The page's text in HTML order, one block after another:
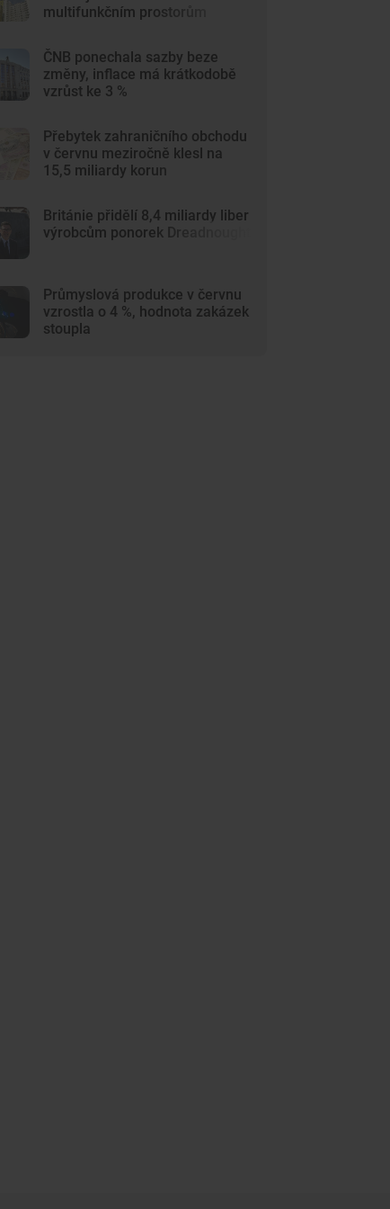
multifunkčním prostorům
ČNB ponechala sazby beze
změny, inflace má krátkodobě
vzrůst ke 3 %
Přebytek zahraničního obchodu
v červnu meziročně klesl na
15,5 miliardy korun
Británie přidělí 8,4 miliardy liber
výrobcům ponorek Dreadnought
Průmyslová produkce v červnu
vzrostla o 4 %, hodnota zakázek
stoupla